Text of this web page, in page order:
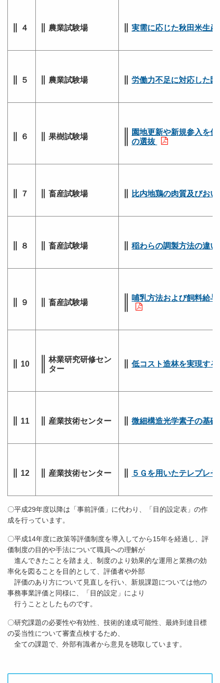
４ 農業試験場 実需に応じた秋田米生
５ 農業試験場 労働力不足に対応した
６ 果樹試験場
園地更新や新規参入を
の選抜
７ 畜産試験場 比内地鶏の肉質及びお
８ 畜産試験場 稲わらの調製方法の違
９ 畜産試験場
哺乳方法および飼料給
10
林業研究研修セン
ター
低コスト造林を実現す
11 産業技術センター 微細構造光学素子の基
12 産業技術センター ５Ｇを用いたテレプレ
〇平成29年度以降は「事前評価」に代わり、「目的設定表」の作
成を行っています。
〇平成14年度に政策等評価制度を導入してから15年を経過し、評
価制度の目的や手法について職員への理解が
進んできたことを踏まえ、制度のより効果的な運用と業務の効
率化を図ることを目的として、評価者や外部
評価のあり方について見直しを行い、新規課題については他の
事務事業評価と同様に、「目的設定」により
行うこととしたものです。
〇研究課題の必要性や有効性、技術的達成可能性、最終到達目標
の妥当性について審査点検するため、
全ての課題で、外部有識者から意見を聴取しています。